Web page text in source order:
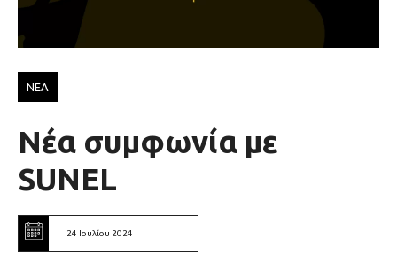
ΝΕΑ
Νέα συμφωνία με
SUNEL
24 Ιουλίου 2024